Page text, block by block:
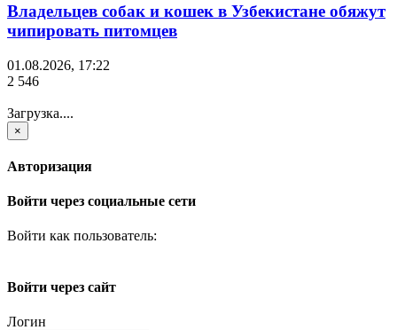
Владельцев собак и кошек в Узбекистане обяжут
чипировать питомцев
01.08.2026, 17:22
2 546
Загрузка....
×
Авторизация
Войти через социальные сети
Войти как пользователь:
Войти через сайт
Логин